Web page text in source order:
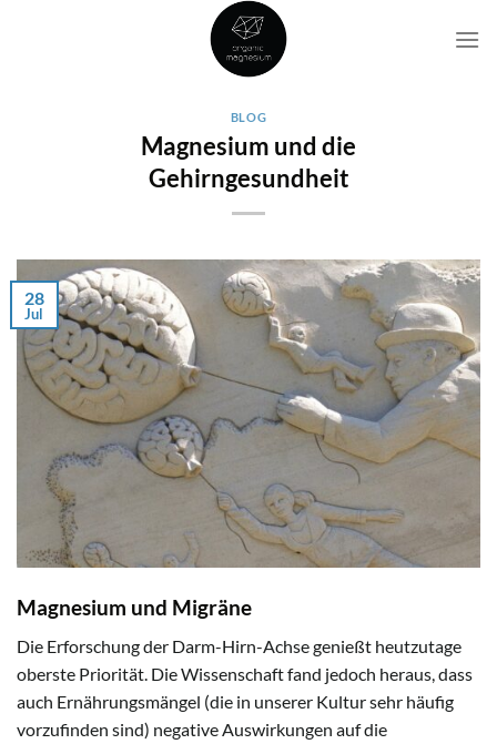
BLOG
Magnesium und die
Gehirngesundheit
28
Jul
Magnesium und Migräne
Die Erforschung der Darm-Hirn-Achse genießt heutzutage
oberste Priorität. Die Wissenschaft fand jedoch heraus, dass
auch Ernährungsmängel (die in unserer Kultur sehr häufig
vorzufinden sind) negative Auswirkungen auf die